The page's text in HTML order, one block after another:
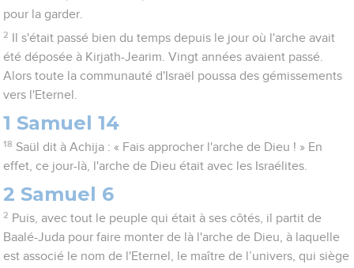
pour la garder.
2
Il s'était passé bien du temps depuis le jour où l'arche avait
été déposée à Kirjath-Jearim. Vingt années avaient passé.
Alors toute la communauté d'Israël poussa des gémissements
vers l'Eternel.
1 Samuel 14
18 Saül dit à Achija : « Fais approcher l'arche de Dieu ! » En
effet, ce jour-là, l'arche de Dieu était avec les Israélites.
2 Samuel 6
2 Puis, avec tout le peuple qui était à ses côtés, il partit de
Baalé-Juda pour faire monter de là l'arche de Dieu, à laquelle
est associé le nom de l'Eternel, le maître de l’univers, qui siège